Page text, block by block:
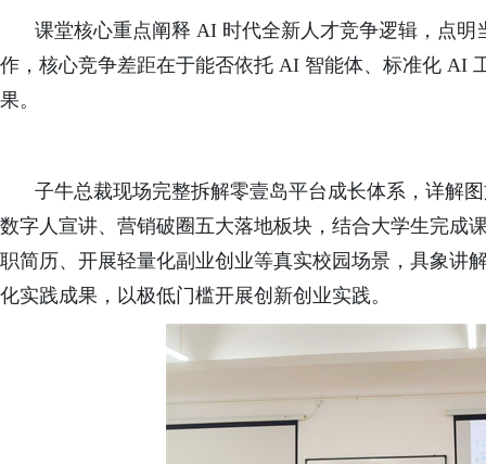
课堂核心重点阐释 AI 时代全新人才竞争逻辑，点
作，核心竞争差距在于能否依托 AI 智能体、标准化 AI
果。
子牛总裁现场完整拆解零壹岛平台成长体系，详解
数字人宣讲、 营销破圈五大落地板块，结合大学生完成
职简历、开展轻量化副业创业等真实校园场景，具象讲
化实践成果，以极低门槛开展创新创业实践。